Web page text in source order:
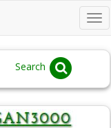
Search